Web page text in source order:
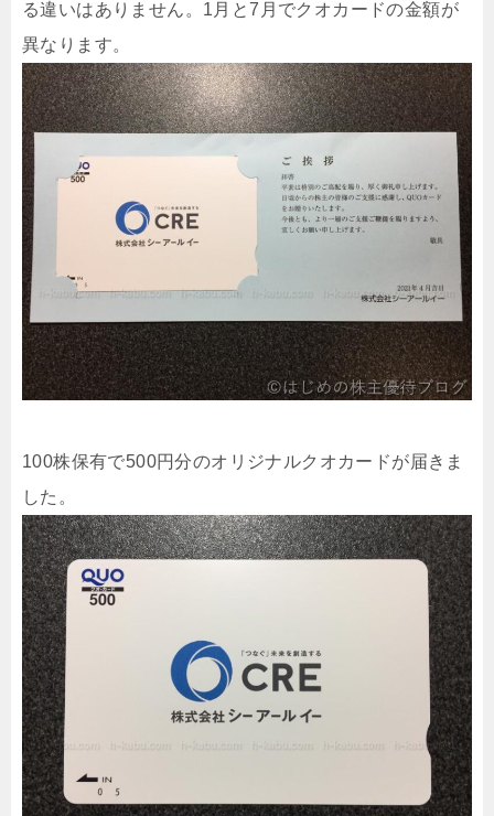
る違いはありません。1月と7月でクオカードの金額が
異なります。
100株保有で500円分のオリジナルクオカードが届きま
した。